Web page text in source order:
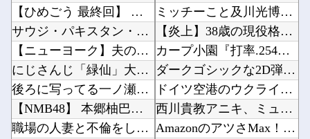
【ひめごう 最終回】 第24話 感想 願いを叶える流星群【姫様“拷問”の時間です 2期】
サウジ・パキスタン・トルコ3カ国が共同防衛協定締結…「イスラム版NATO」指摘も！
【ニューヨーク】夫の股間を触る女にブチギレる妻
にじさんじ「緑仙」大炎上！上から目線で圧が強い返信「もうすでに歌ってる」埋もれてる曲を救い...
後ろに写ってる一ノ瀬美空ちゃんがヤバすぎるｗ【乃木坂46】
【NMB48】 本郷柚巴の写真集がすごいことになってる
職場の人妻と不倫をして、ついに、、、
ミッチーこと及川光博さん、56歳で再婚→新しい命まで授かるｗｗｗｗｗ他
【炎上】38歳の現役格闘家さん「批判覚悟で言います。19歳の彼女と結婚しました」→案の定オ...
カープ小園『打率.254』坂倉『打率.255』←これ他
ダークゴシックな2D弾幕STG『カラドリウス2』発売決定！他
ドイツ空港のウクライナ輸送機に自爆ドローン接近、見つけた空港職員が蹴り落とす…高性能プラス...
西川貴教アニキ、ミュージックステーションで”魅惑のマーメイド達と限界突破”してしまうｗｗｗ...
AmazonのアツさMax！心も踊る「マンガ毎週末セール（50%還元）」2日目襲来！他